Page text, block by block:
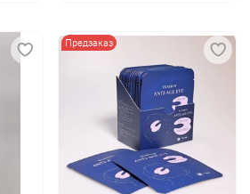
Предзаказ